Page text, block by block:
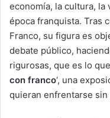
economía, la cultura, la
época franquista. Tras
Franco, su figura es
debate público,
rigurosas, que es lo
con franco‘, una
quieran enfrentarse sin